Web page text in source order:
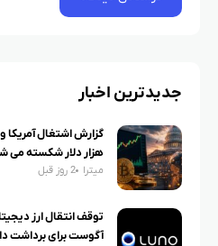
جدیدترین اخبار
هزار دلار شکسته می
میترا 2 روز قبل
توقف انتقال ارز
آگوست برای برداشت